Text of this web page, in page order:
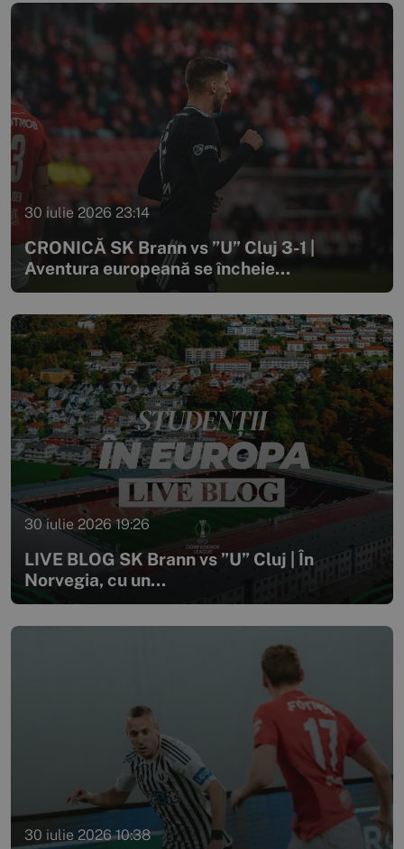
30 iulie 2026 23:14
CRONICĂ SK Brann vs ”U” Cluj 3-1 |
Aventura europeană se încheie...
30 iulie 2026 19:26
LIVE BLOG SK Brann vs ”U” Cluj | În
Norvegia, cu un...
30 iulie 2026 10:38